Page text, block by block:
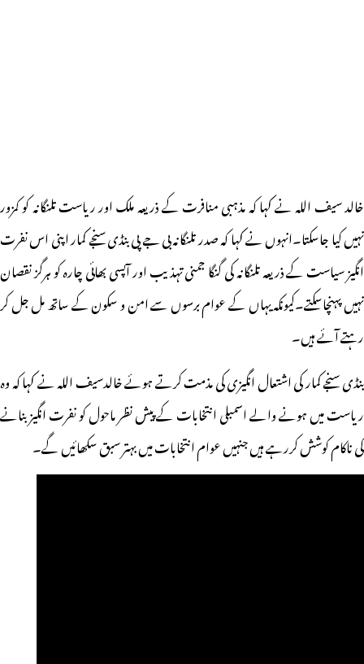
خالد سیف اللہ نے کہا کہ مذہبی منافرت کے ذریعہ ملک اور ریاست تلنگانہ کو کمزور
نہیں کیا جاسکتا۔انہوں نے کہا کہ صدر تلنگانہ بی جے پی بنڈی سنجے کمار اپنی اس نفرت
انگیز سیاست کے ذریعہ تلنگانہ کی گنگا جمنی تہذیب اور آپسی بھائی چارہ کو ہرگز نقصان
نہیں پہنچاسکتے۔کیونکہ یہاں کے عوام برسوں سے امن و سکون کے ساتھ مل جل کر
رہتے آئے ہیں۔
بنڈی سنجے کمار کی اشتعال انگیزی کی مذمت کرتے ہوئے خالدسیف اللہ نے کہا کہ وہ
ریاست میں ہونے والے اسمبلی انتخابات کے پیش نظر ماحول کو نفرت انگیز بنانے
کی ناکام کوشش کررہے ہیں جنہیں عوام انتخابات میں بہتر سبق سکھائیں گے۔